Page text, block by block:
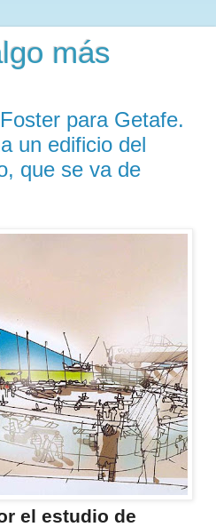
más
para Getafe.
un edificio del
que se va de
el estudio de